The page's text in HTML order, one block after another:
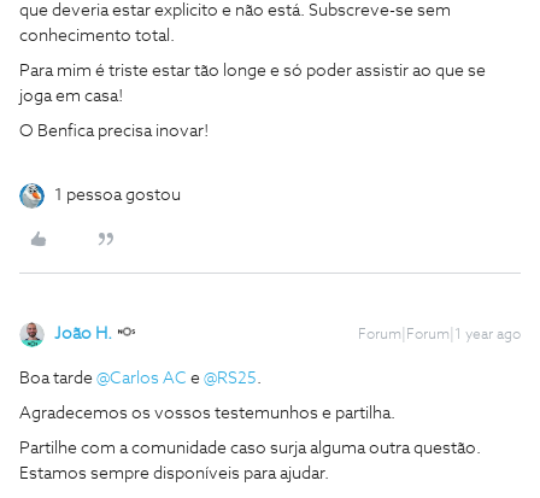
que deveria estar explicito e não está. Subscreve-se sem
conhecimento total.
Para mim é triste estar tão longe e só poder assistir ao que se
joga em casa!
O Benfica precisa inovar!
1 pessoa gostou
João H. Forum|Forum|1 year ago
Boa tarde ​ @Carlos AC e ​ @RS25.
Agradecemos os vossos testemunhos e partilha.
Partilhe com a comunidade caso surja alguma outra questão.
Estamos sempre disponíveis para ajudar.